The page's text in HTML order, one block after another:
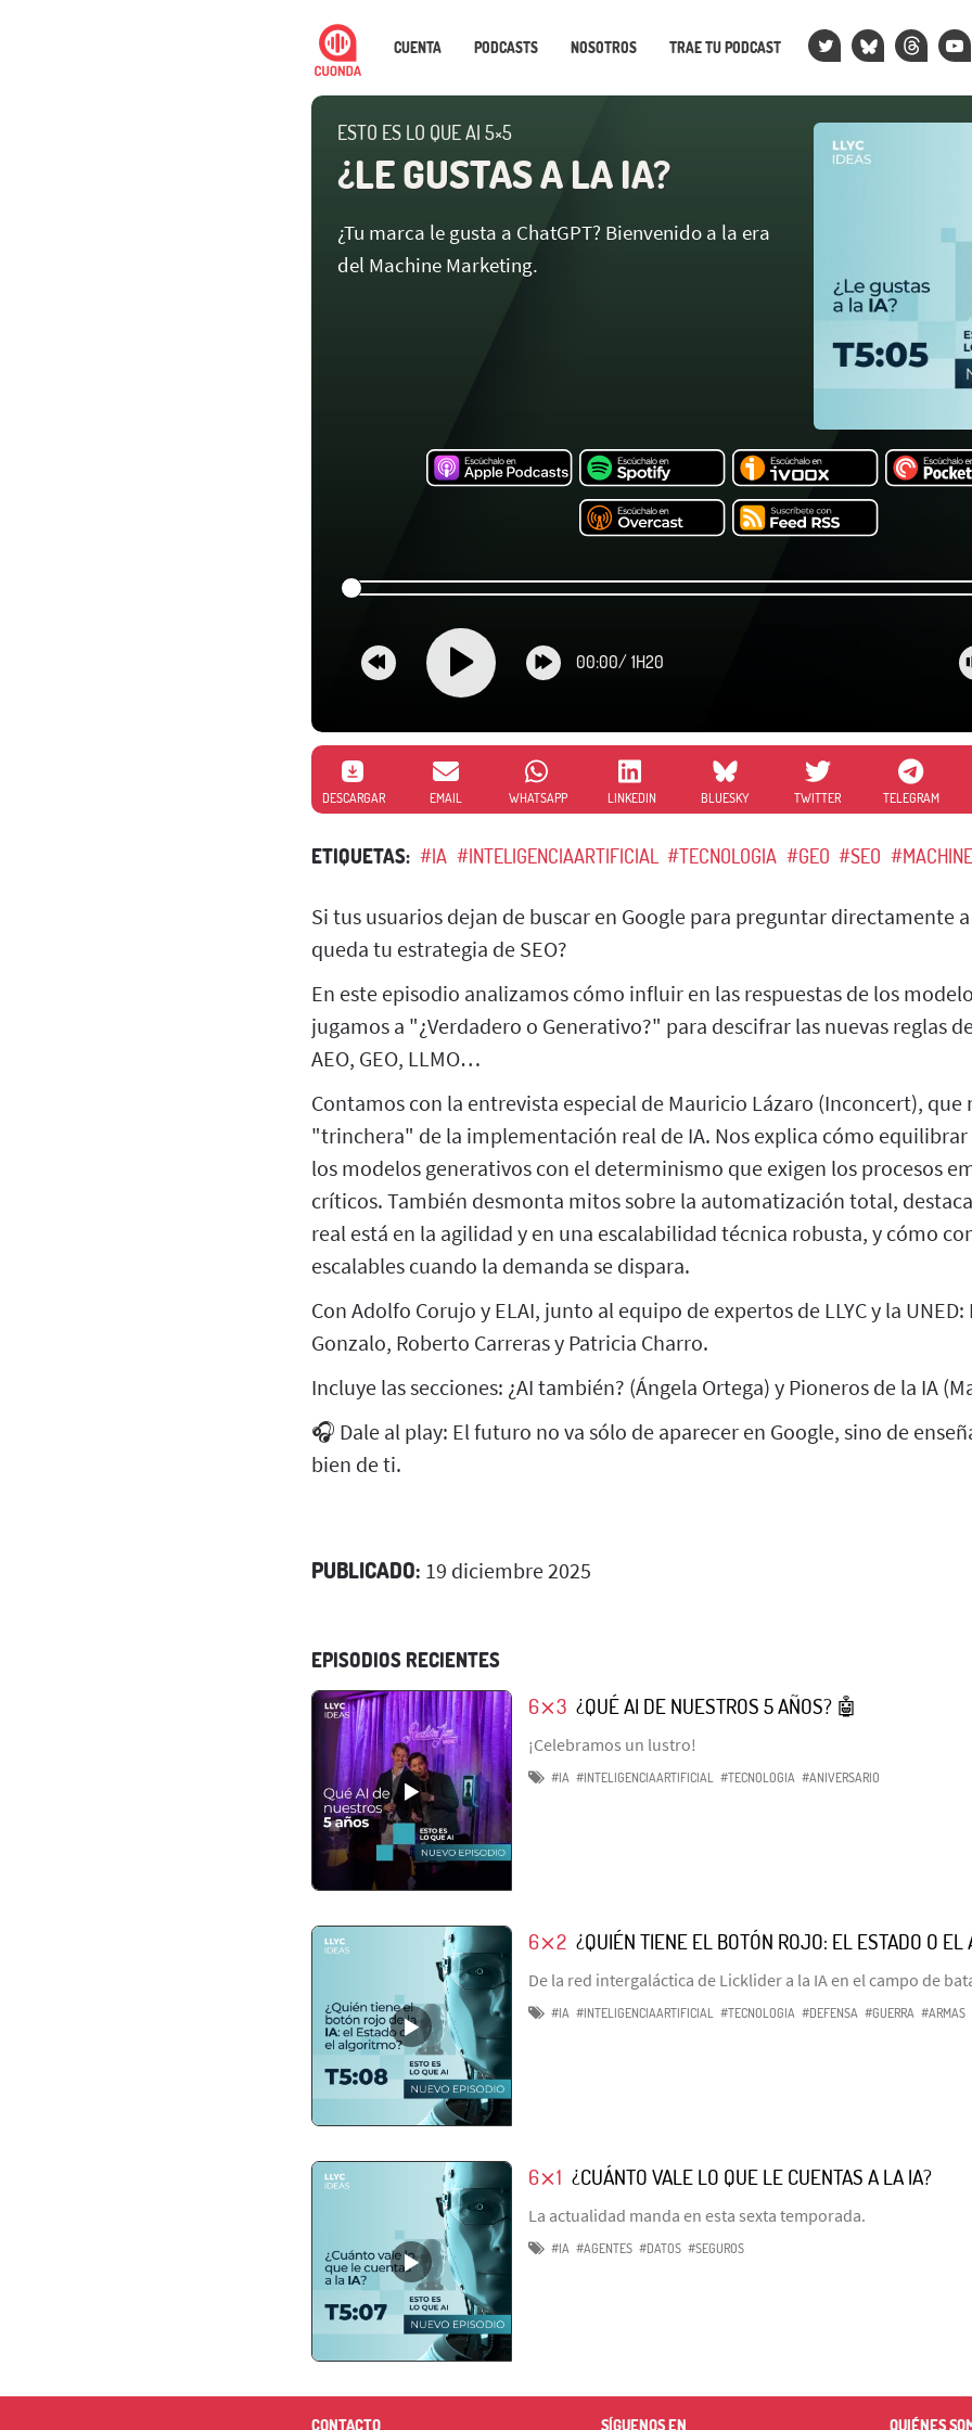
CUENTA PODCASTS NOSOTROS TRAE TU PODCAST
ESTO ES LO QUE AI 5×5
¿LE GUSTAS A LA IA?
¿Tu marca le gusta a ChatGPT? Bienvenido a la era
del Machine Marketing.
00:00/ 1H20
DESCARGAR EMAIL WHATSAPP LINKEDIN BLUESKY TWITTER TELEGRAM
ETIQUETAS: #IA #INTELIGENCIAARTIFICIAL #TECNOLOGIA #GEO #SEO
Si tus usuarios dejan de buscar en Google para preguntar directamente
queda tu estrategia de SEO?
En este episodio analizamos cómo influir en las respuestas de los
jugamos a "¿Verdadero o Generativo?" para descifrar las nuevas reglas
AEO, GEO, LLMO…
Contamos con la entrevista especial de Mauricio Lázaro (Inconcert), que
"trinchera" de la implementación real de IA. Nos explica cómo
los modelos generativos con el determinismo que exigen los procesos
críticos. También desmonta mitos sobre la automatización total,
real está en la agilidad y en una escalabilidad técnica robusta, y cómo
escalables cuando la demanda se dispara.
Con Adolfo Corujo y ELAI, junto al equipo de expertos de LLYC y la
Gonzalo, Roberto Carreras y Patricia Charro.
Incluye las secciones: ¿AI también? (Ángela Ortega) y Pioneros de la IA
🎧 Dale al play: El futuro no va sólo de aparecer en Google, sino de
bien de ti.
PUBLICADO: 19 diciembre 2025
EPISODIOS RECIENTES
6⨯3 ¿QUÉ AI DE NUESTROS 5 AÑOS? 🤖
¡Celebramos un lustro!
#IA #INTELIGENCIAARTIFICIAL #TECNOLOGIA #ANIVERSARIO
6⨯2 ¿QUIÉN TIENE EL BOTÓN ROJO: EL ESTADO O EL
De la red intergaláctica de Licklider a la IA en el campo de
#IA #INTELIGENCIAARTIFICIAL #TECNOLOGIA #DEFENSA #GUERRA #ARMAS
6⨯1 ¿CUÁNTO VALE LO QUE LE CUENTAS A LA IA?
La actualidad manda en esta sexta temporada.
#IA #AGENTES #DATOS #SEGUROS
CONTACTO SÍGUENOS EN QUIÉNES